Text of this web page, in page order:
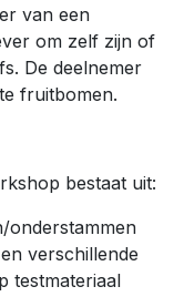
van een
om zelf zijn of
De deelnemer
fruitbomen.
bestaat uit:
onderstammen
verschillende
testmateriaal